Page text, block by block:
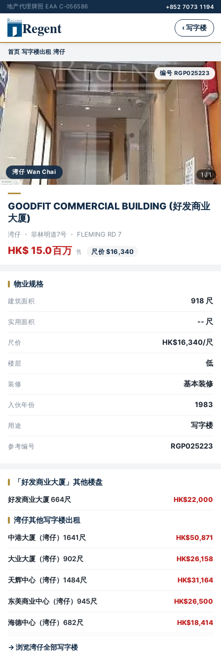
地产代理牌照 EAA C-056586 +852 7073 1194
Regent ‹ 写字楼
首页›写字楼出租›湾仔
湾仔 Wan Chai
编号 RGP025223
1 / 1
GOODFIT COMMERCIAL BUILDING (好发商业
大厦)
湾仔 ・ 菲林明道7号 ・ FLEMING RD 7
HK$ 15.0百万 售 尺价 $16,340
物业规格
建筑面积 918 尺
实用面积 -- 尺
尺价 HK$16,340/尺
楼层 低
装修 基本装修
入伙年份 1983
用途 写字楼
参考编号 RGP025223
「好发商业大厦」其他楼盘
好发商业大厦 664尺 HK$22,000
湾仔其他写字楼出租
中港大厦（湾仔）1641尺 HK$50,871
大业大厦（湾仔）902尺 HK$26,158
天辉中心（湾仔）1484尺 HK$31,164
东美商业中心（湾仔）945尺 HK$26,500
海德中心（湾仔）682尺 HK$18,414
→ 浏览湾仔全部写字楼